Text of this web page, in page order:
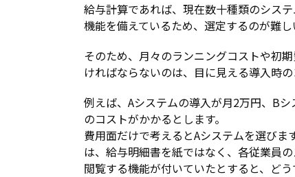
給与計算であれば、現在数十種類のシス
機能を備えているため、選定するのが難し
そのため、月々のランニングコストや初
ければならないのは、目に見える導入時
例えば、Aシステムの導入が月2万円、B
のコストがかかるとします。
費用面だけで考えるとAシステムを選びま
は、給与明細書を紙ではなく、各従業員
閲覧する機能が付いていたとすると、どう